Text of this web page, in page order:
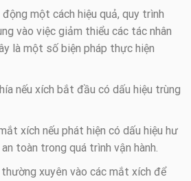
một cách hiệu quả, quy trình
vào việc giảm thiểu các tác nhân
là một số biện pháp thực hiện
nếu xích bắt đầu có dấu hiệu trùng
xích nếu phát hiện có dấu hiệu hư
toàn trong quá trình vận hành.
thường xuyên vào các mắt xích để